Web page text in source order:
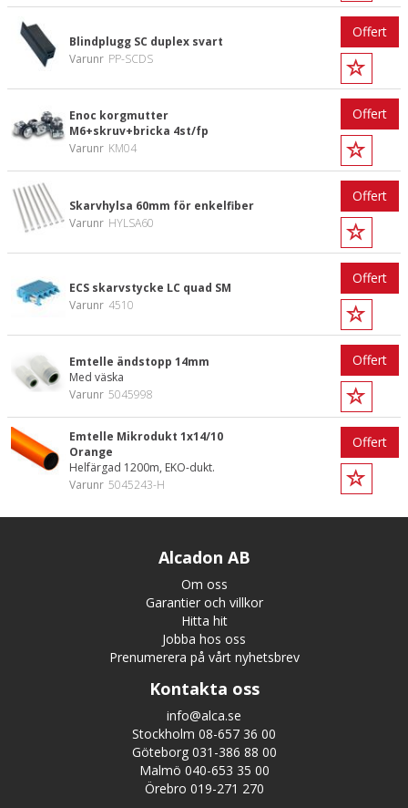
Blindplugg SC duplex svart
Varunr PP-SCDS
Offert
Enoc korgmutter
M6+skruv+bricka 4st/fp
Varunr KM04
Offert
Skarvhylsa 60mm för enkelfiber
Varunr HYLSA60
Offert
ECS skarvstycke LC quad SM
Varunr 4510
Offert
Emtelle ändstopp 14mm
Med väska
Varunr 5045998
Offert
Emtelle Mikrodukt 1x14/10
Orange
Helfärgad 1200m, EKO-dukt.
Varunr 5045243-H
Offert
Alcadon AB
Om oss
Garantier och villkor
Hitta hit
Jobba hos oss
Prenumerera på vårt nyhetsbrev
Kontakta oss
info@alca.se
Stockholm 08-657 36 00
Göteborg 031-386 88 00
Malmö 040-653 35 00
Örebro 019-271 270